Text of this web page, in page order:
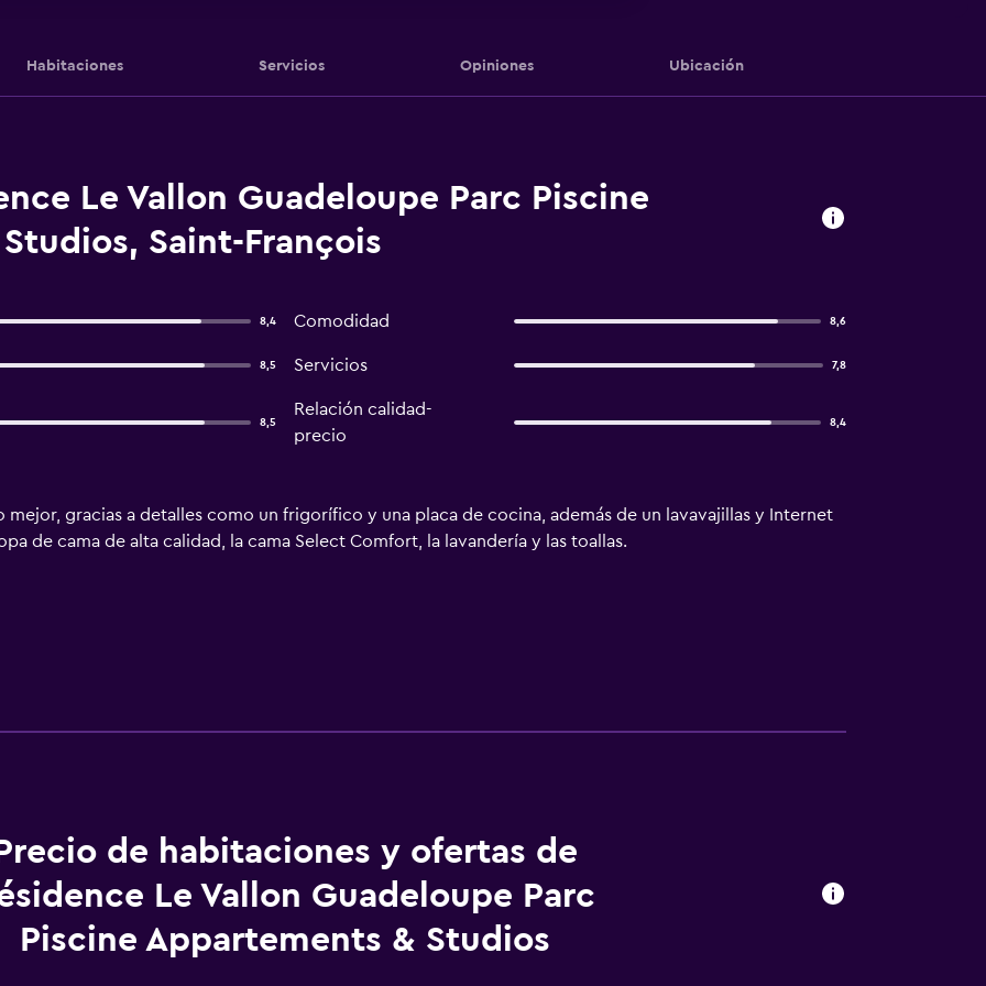
Habitaciones Servicios Opiniones Ubicación
Le Vallon Guadeloupe Parc Piscine
Saint-François
8,4 Comodidad 8,6
8,5 Servicios 7,8
8,5
Relación calidad-
precio
8,4
mejor, gracias a detalles como un frigorífico y una placa de cocina, además de un lavavajillas y Internet
de cama de alta calidad, la cama Select Comfort, la lavandería y las toallas.
de habitaciones y ofertas de
Le Vallon Guadeloupe Parc
Piscine Appartements & Studios